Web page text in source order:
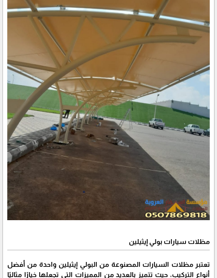
مظلات سيارات بولي إيثيلين
تعتبر مظلات السيارات المصنوعة من البولي إيثيلين واحدة من أفضل
أنواع التركيب، حيث تتميز بالعديد من المميزات التي تجعلها خيارًا مثاليًا